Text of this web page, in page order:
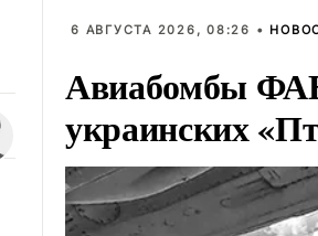
6 АВГУСТА 2026, 08:26 •
Авиабомбы
украинских